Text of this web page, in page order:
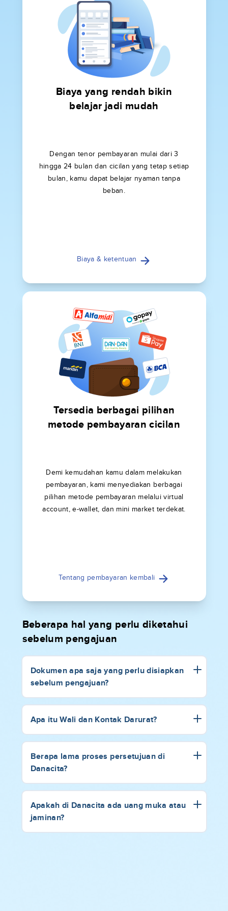
Biaya yang rendah bikin
belajar jadi mudah
Dengan tenor pembayaran mulai dari 3
hingga 24 bulan dan cicilan yang tetap setiap
bulan, kamu dapat belajar nyaman tanpa
beban.
Biaya & ketentuan
Tersedia berbagai pilihan
metode pembayaran cicilan
Demi kemudahan kamu dalam melakukan
pembayaran, kami menyediakan berbagai
pilihan metode pembayaran melalui virtual
account, e-wallet, dan mini market terdekat.
Tentang pembayaran kembali
Beberapa hal yang perlu diketahui
sebelum pengajuan
Dokumen apa saja yang perlu disiapkan
sebelum pengajuan?
Apa itu Wali dan Kontak Darurat?
Berapa lama proses persetujuan di
Danacita?
Apakah di Danacita ada uang muka atau
jaminan?